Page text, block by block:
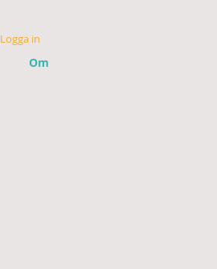
Om
Logga in